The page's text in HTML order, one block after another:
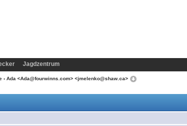
Jagdzentrum
› Ada <Ada@fourwinns.com> <jmelenko@shaw.ca>